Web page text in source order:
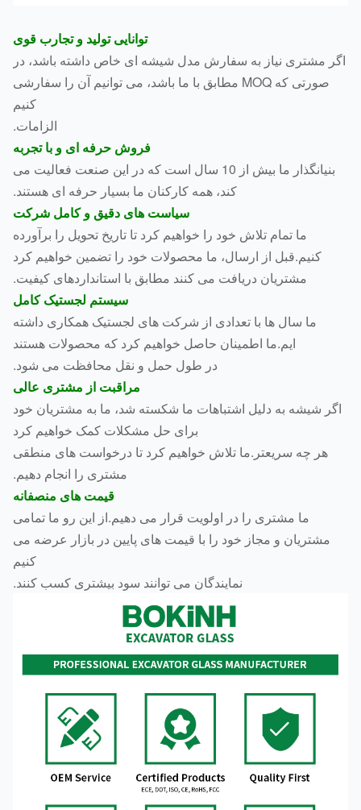
توانایی تولید و تجارب قوی
مشتری نیاز به سفارش مدل شیشه ای خاص داشته باشد، در
صورتی که MOQ مطابق با ما باشد، می توانیم آن را سفارشی
الزامات.
فروش حرفه ای و با تجربه
بنیانگذار ما بیش از 10 سال است که در این صنعت فعالیت می
کند، همه کارکنان ما بسیار حرفه ای هستند.
سیاست های دقیق و کامل شرکت
ما تمام تلاش خود را خواهیم کرد تا تاریخ تحویل را برآورده
کنیم.قبل از ارسال، ما محصولات خود را تضمین خواهیم کرد
مشتریان دریافت می کنند مطابق با استانداردهای کیفیت.
سیستم لجستیک کامل
ما سال ها با تعدادی از شرکت های لجستیک همکاری داشته
ایم.ما اطمینان حاصل خواهیم کرد که محصولات هستند
در طول حمل و نقل محافظت می شود.
مراقبت از مشتری عالی
شیشه به دلیل اشتباهات ما شکسته شد، ما به مشتریان خود
برای حل مشکلات کمک خواهیم کرد
هر چه سریعتر.ما تلاش خواهیم کرد تا درخواست های منطقی
مشتری را انجام دهیم.
قیمت های منصفانه
ما مشتری را در اولویت قرار می دهیم.از این رو ما تمامی
مشتریان و مجاز خود را با قیمت های پایین در بازار عرضه می
نمایندگان می توانند سود بیشتری کسب کنند.